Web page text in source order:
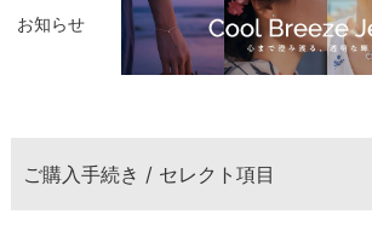
お知らせ
ご購入手続き / セレクト項目